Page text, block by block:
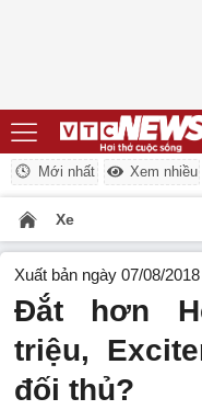
Mới nhất Xem nhiều
Xe
Xuất bản ngày 07/08/
Đắt hơn
triệu,
đối thủ?